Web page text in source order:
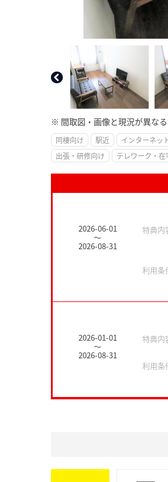
※ 間取図・画像と現況が異なる
同棲向け 駅近 インターネッ
出張・研修向け
テレワーク・在
2026-06-01
～
2026-08-31
特典内
利用条
2026-01-01
～
2026-08-31
特典内
利用条